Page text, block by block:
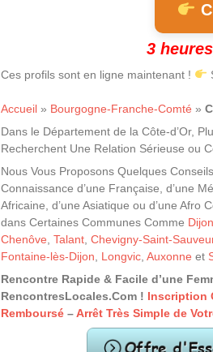
3
Ces profils sont en ligne maintenant !
Accueil » Bourgogne-Franche-Comté »
Dans le Département de la Côte-d’Or,
Recherchent Une Relation Sérieuse ou
Nous Vous Proposons Quelques
Connaissance d’une Française, d’une
Africaine, d’une Asiatique ou d’une Afro
dans Certaines Communes Comme Dijon
Chenôve Talant Chevigny-Saint-
Fontaine-lès-Dijon
Longvic Auxonne et
Rencontre Rapide & Facile d’une
RencontresLocales.Com ! Inscription
Remboursé –Arrêt Très Simple de